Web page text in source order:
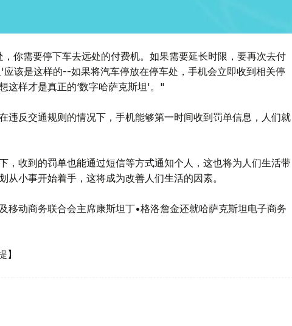
你需要停下车去远处的付费机。如果需要延长时限，要再次去付
应该是这样的--如果将汽车停放在停车处，手机会立即收到相关停
这样才是真正的‘数字哈萨克斯坦'。"
违反交通规则的情况下，手机能够第一时间收到罚单信息，人们就
，收到的罚单也能通过短信等方式通知个人，这也将为人们生活带
小事开始着手，这将成为改善人们生活的因素。
移动商务联合会主席康斯坦丁•格洛詹金还就哈萨克斯坦电子商务